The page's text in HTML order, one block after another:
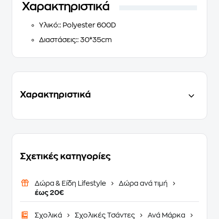
Χαρακτηριστικά
Υλικό:: Polyester 600D
Διαστάσεις:: 30*35cm
Χαρακτηριστικά
Σχετικές κατηγορίες
Δώρα & Είδη Lifestyle
Δώρα ανά τιμή
έως 20€
Σχολικά Σχολικές Τσάντες
Ανά Μάρκα